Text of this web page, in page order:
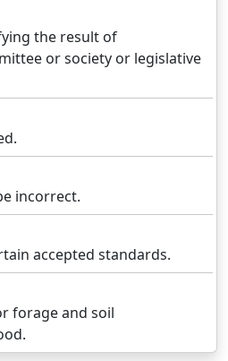
the result of
or society or legislative
incorrect.
accepted standards.
forage and soil